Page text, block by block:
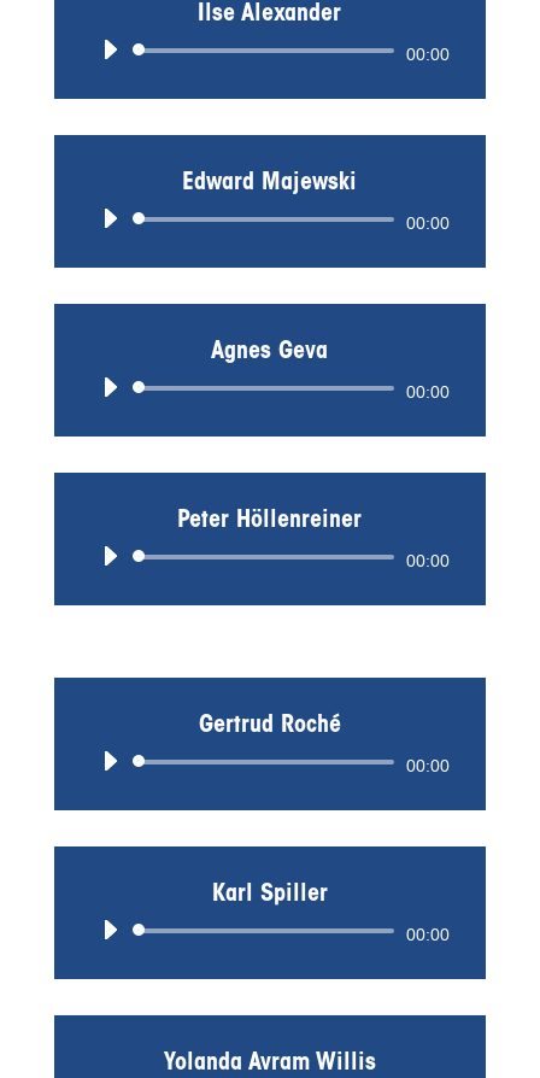
Ilse Alexander
Audio-
00:00
Edward Majewski
Audio-
00:00
Agnes Geva
Audio-
00:00
Peter Höllenreiner
Audio-
00:00
Gertrud Roché
Audio-
00:00
Karl Spiller
Audio-
00:00
Yolanda Avram Willis